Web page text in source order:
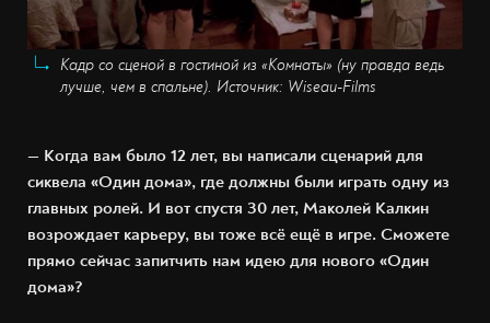
Кадр со сценой в гостиной из «Комнаты» (ну правда ведь
лучше, чем в спальне). Источник: Wiseau-Films
— Когда вам было 12 лет, вы написали сценарий для
сиквела «Один дома», где должны были играть одну из
главных ролей. И вот спустя 30 лет, Маколей Калкин
возрождает карьеру, вы тоже всё ещё в игре. Сможете
прямо сейчас запитчить нам идею для нового «Один
дома»?